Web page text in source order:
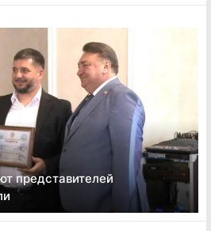
представителей